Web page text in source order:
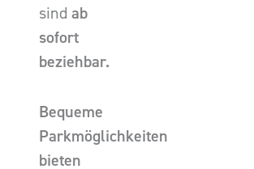
sind ab
sofort
beziehbar.
Bequeme
Parkmöglichkeiten
bieten